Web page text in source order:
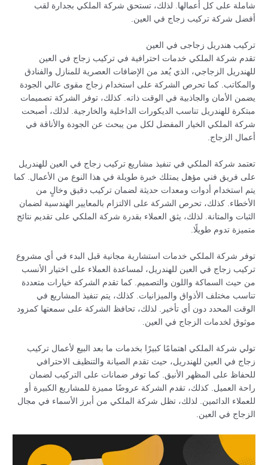
شاملة على كل أعمالها. لذلك، تستحق شركة الملكي بجدارة لقب
أفضل شركة تركيب زجاج في العين.
تركيب هندريل زجاجى في العين
تقدم شركة الملكي خدمات احترافية في تركيب زجاج في العين
للهندريل الزجاجي، الذي يُعد من الإضافات العصرية للمنازل والفنادق
والمكاتب. كما تحرص الشركة على استخدام زجاج مقوى عالي الجودة
يضمن الأمان والجاذبية في الوقت ذاته. كذلك، توفر الشركة تصميمات
مبتكرة للهندريل تناسب الديكورات الداخلية والخارجية. لذلك، أصبحت
شركة الملكي الخيار المفضل لكل من يبحث عن الجودة والأناقة في
أعمال الزجاج.
تعتمد شركة الملكي في تنفيذ مشاريع تركيب زجاج في العين للهندريل
على فريق فني مؤهل يمتلك خبرة طويلة في هذا النوع من الأعمال. كما
يتم استخدام أدوات ومعدات حديثة لضمان تركيب دقيق وخالٍ من
الأخطاء. كذلك، تحرص الشركة على الالتزام بالمعايير الهندسية لضمان
الثبات والمتانة. لذلك، يثق العملاء بقدرة شركة الملكي على تقديم نتائج
متميزة تدوم طويلًا.
توفر شركة الملكي خدمات استشارية مجانية قبل البدء في أي مشروع
تركيب زجاج في العين للهندريل، لمساعدة العملاء على اختيار الأنسب
من حيث السماكة واللون والتصميم. كما تقدم الشركة خيارات متعددة
تناسب مختلف الأذواق والميزانيات. كذلك، يتم تنفيذ المشاريع في
الوقت المحدد دون أي تأخير. لذلك، تحافظ الشركة على سمعتها كمزود
موثوق لخدمات الزجاج في العين.
تولي شركة الملكي اهتمامًا كبيرًا بخدمات ما بعد البيع لأعمال تركيب
زجاج في العين للهندريل، حيث تقدم الصيانة والتنظيف الاحترافي
للحفاظ على المظهر الأنيق. كما توفر ضمانات على التركيب لضمان
راحة العميل. كذلك، تقدم الشركة عروضًا مميزة للمشاريع الكبيرة أو
للعملاء الدائمين. لذلك، تظل شركة الملكي من أبرز الأسماء في مجال
الزجاج في العين.